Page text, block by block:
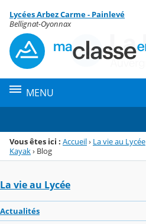
Menu de la rubrique
Contenu
Lycées Arbez Carme - Painlevé
Bellignat-Oyonnax
MENU
Vous êtes ici : Accueil› La vie au Lycée
Kayak› Blog
La vie au Lycée
Actualités